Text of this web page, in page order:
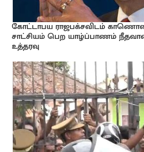
கோட்டாபய ராஜபக்சவிடம்
சாட்சியம் பெற யாழ்ப்பாணம்
உத்தரவு